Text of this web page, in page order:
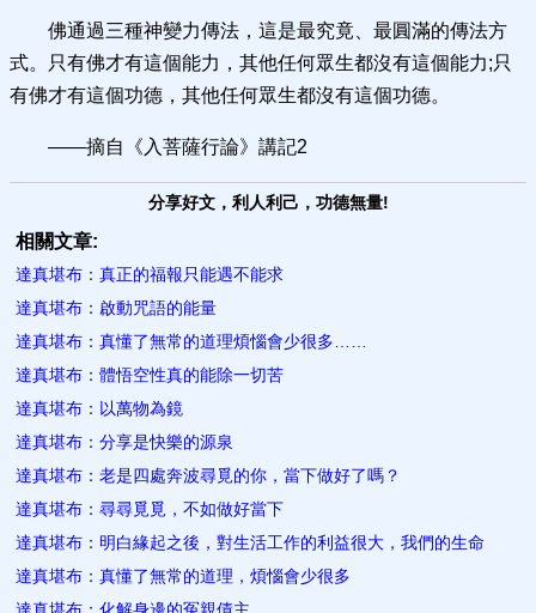
佛通過三種神變力傳法，這是最究竟、最圓滿的傳法方
式。只有佛才有這個能力，其他任何眾生都沒有這個能力;只
有佛才有這個功德，其他任何眾生都沒有這個功德。
——摘自《入菩薩行論》講記2
分享好文，利人利己，功德無量!
相關文章:
達真堪布：真正的福報只能遇不能求
達真堪布：啟動咒語的能量
達真堪布：真懂了無常的道理煩惱會少很多……
達真堪布：體悟空性真的能除一切苦
達真堪布：以萬物為鏡
達真堪布：分享是快樂的源泉
達真堪布：老是四處奔波尋覓的你，當下做好了嗎？
達真堪布：尋尋覓覓，不如做好當下
達真堪布：明白緣起之後，對生活工作的利益很大，我們的生命
達真堪布：真懂了無常的道理，煩惱會少很多